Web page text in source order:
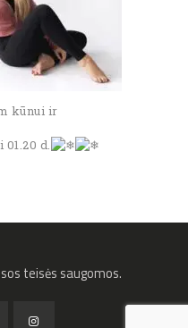
kūnui ir
d.
teisės saugomos.